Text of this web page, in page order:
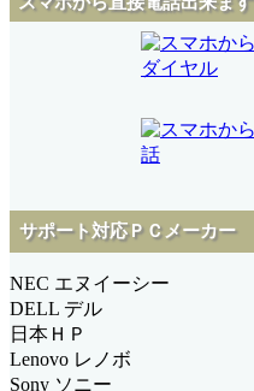
サポート対応ＰＣメーカー
NEC エヌイーシー
DELL デル
日本ＨＰ
Lenovo レノボ
Sony ソニー